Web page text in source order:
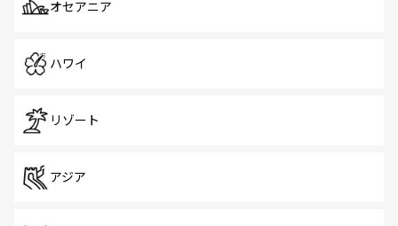
オセアニア
ハワイ
リゾート
アジア